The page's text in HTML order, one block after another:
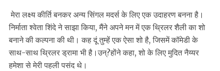
मेरा लक्ष्य कीर्ति बनकर अन्य सिंगल मदर्स के लिए एक उदाहरण बनना है।
निर्माता श्वेता शिंदे ने साझा किया, मैंने अपने मन में एक थ्रिलर शैली का शो
बनाने की कल्पना की थी। कह दूं तुम्हें एक ऐसा शो है, जिसमें कॉमेडी के
साथ-साथ थ्रिलर ड्रामा भी है।उन्?होंने कहा, शो के लिए मुदित नैय्यर
हमेशा से मेरी पहली पसंद थे।